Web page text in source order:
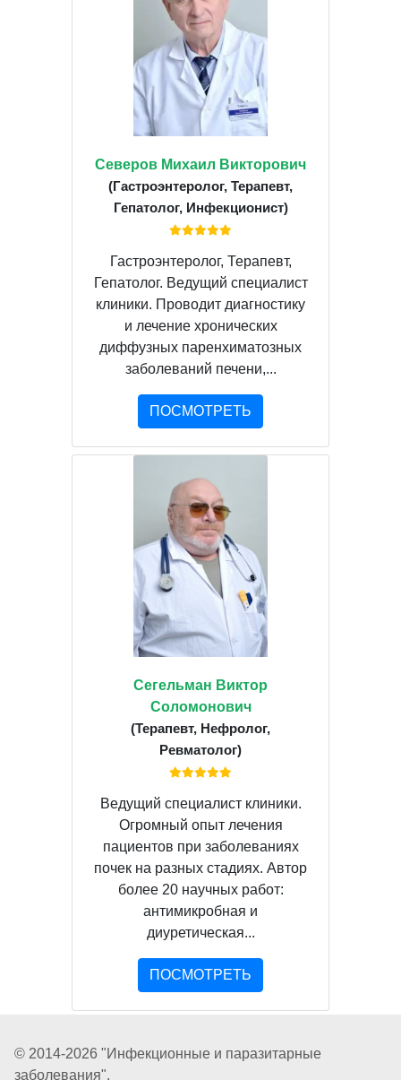
Северов Михаил Викторович
(Гастроэнтеролог, Терапевт,
Гепатолог, Инфекционист)
Гастроэнтеролог, Терапевт,
Гепатолог. Ведущий специалист
клиники. Проводит диагностику
и лечение хронических
диффузных паренхиматозных
заболеваний печени,...
ПОСМОТРЕТЬ
Сегельман Виктор
Соломонович
(Терапевт, Нефролог,
Ревматолог)
Ведущий специалист клиники.
Огромный опыт лечения
пациентов при заболеваниях
почек на разных стадиях. Автор
более 20 научных работ:
антимикробная и
диуретическая...
ПОСМОТРЕТЬ
© 2014-2026 "Инфекционные и паразитарные
заболевания".